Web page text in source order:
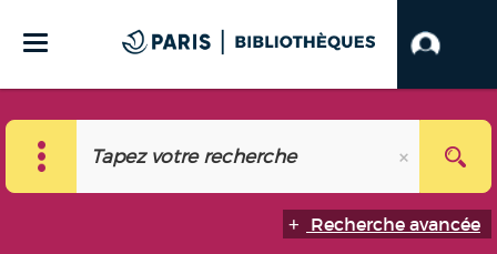
Recherche avancée